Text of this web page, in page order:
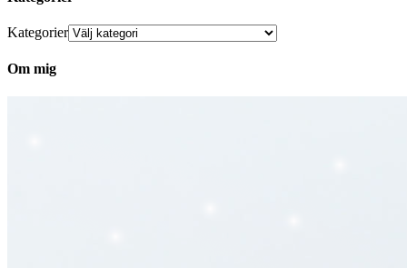
Kategorier
Om mig